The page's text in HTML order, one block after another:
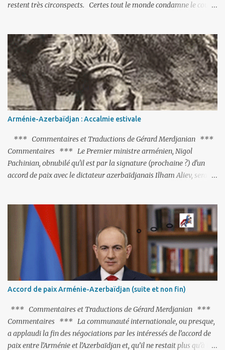
restent très circonspects. Certes tout le monde condamne le coup
actions menées par le président Erdoğan, et pour certains sur la
réalisation du putsch lui-même.
Arménie-Azerbaïdjan : Accalmie estivale
*** Commentaires et Traductions de Gérard Merdjanian ***
Commentaires *** Le Premier ministre arménien, Nigol
Pachinian, obnubilé qu'il est par la signature (prochaine ?) d'un
accord de paix avec le dictateur azerbaïdjanais Ilham Aliev, serait
C'est hélas fort peu probable ; l'Histoire ou la Littérature ne sont
pas ses points forts, pas plus d'ailleurs que les négociations avec le
tandem turco-azéri. Faisant fi de tout ce qui précède la chute de
l'URSS, il est exclusivement intéressé par ce qu'il nomme «
l'Arménie réelle ». Même les trois présidents qu'ils l'ont précédés ne
trouvent pas grâce à ses yeux, les traitant de tous les noms, avant
de les traîner en justice. Et comme les politiciens ne lui suffisent
pas, il s'attaque aux dignitaires de l'Église arménienne, les...
Accord de paix Arménie-Azerbaïdjan (suite et non fin)
*** Commentaires et Traductions de Gérard Merdjanian ***
Commentaires *** La communauté internationale, ou presque,
a applaudi la fin des négociations par les intéressés de l’accord de
paix entre l’Arménie et l’Azerbaïdjan et, qu’il ne restait plus qu’à le